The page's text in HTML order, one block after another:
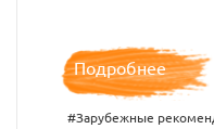
Подробнее
#Зарубежные